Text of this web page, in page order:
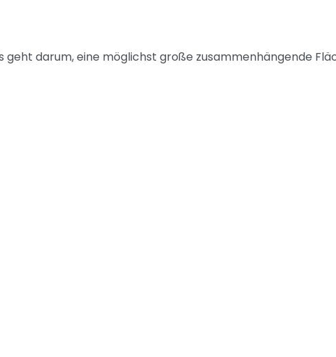
geht darum, eine möglichst große zusammenhängende